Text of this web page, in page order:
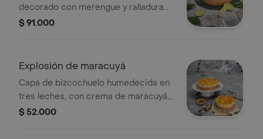
decorado con merengue y ralladura
de limón, 14 porciones.
$ 91.000
Explosión de maracuyá
Capa de bizcochuelo humedecida en
tres leches, con crema de maracuyá,
cubierta con chantilly y dulce de
$ 52.000